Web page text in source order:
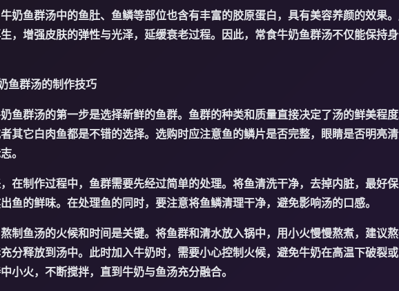
奶鱼群汤中的鱼肚、鱼鳞等部位也含有丰富的胶原蛋白，具有美容养颜的效果
，增强皮肤的弹性与光泽，延缓衰老过程。因此，常食牛奶鱼群汤不仅能保持
鱼群汤的制作技巧
鱼群汤的第一步是选择新鲜的鱼群。鱼群的种类和质量直接决定了汤的鲜美程度
其它白肉鱼都是不错的选择。选购时应注意鱼的鳞片是否完整，眼睛是否明亮
。
在制作过程中，鱼群需要先经过简单的处理。将鱼清洗干净，去掉内脏，最好
鱼的鲜味。在处理鱼的同时，要注意将鱼鳞清理干净，避免影响汤的口感。
制鱼汤的火候和时间是关键。将鱼群和清水放入锅中，用小火慢慢熬煮，建议
分释放到汤中。此时加入牛奶时，需要小心控制火候，避免牛奶在高温下破裂或
小火，不断搅拌，直到牛奶与鱼汤充分融合。